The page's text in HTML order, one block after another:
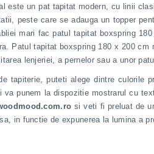
este un pat tapitat modern, cu linii
peste care se adauga un topper
mari fac patul tapitat boxspring
Patul tapitat boxspring 180 x 200
lenjeriei, a pernelor sau a unor
tapiterie, puteti alege dintre
punem la dispozitie mostrarul cu
si veti fi preluat de
in functie de expunerea la lumina a